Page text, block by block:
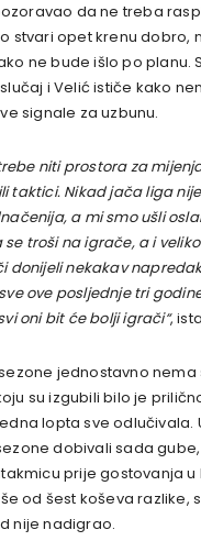
da ne treba
stvari opet krenu dobro,
ne bude išlo po planu.
i Velić ističe kako
signale za uzbunu.
niti prostora za
taktici. Nikad jača liga
a mi smo ušli
troši na igrače, a i
donijeli nekakav
ove posljednje tri
oni bit će bolji igrači“,
jednostavno nema
su izgubili bilo je
lopta sve odlučivala.
dobivali sada
prije gostovanja u
od šest koševa razlike,
nije nadigrao.